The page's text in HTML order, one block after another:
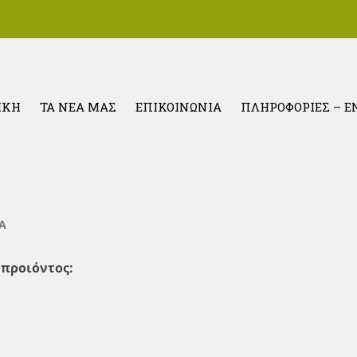
ΤΑ ΝΕΑ ΜΑΣ ΕΠΙΚΟΙΝΩΝΙΑ ΠΛΗΡΟΦΟΡΙΕΣ –